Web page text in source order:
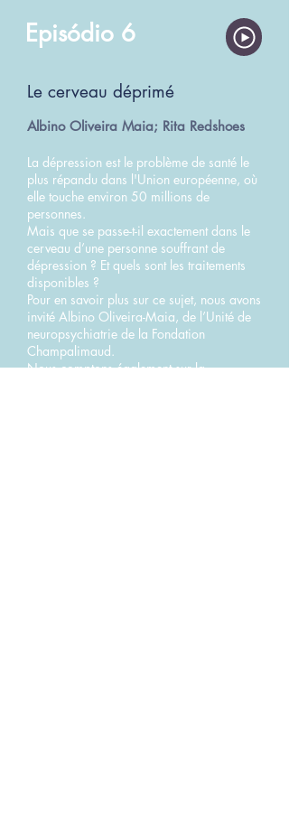
Episódio 6
Le cerveau déprimé
Albino Oliveira Maia; Rita Redshoes
La dépression est le problème de santé le
plus répandu dans l'Union européenne, où
elle touche environ 50 millions de
personnes.
Mais que se passe-t-il exactement dans le
cerveau d’une personne souffrant de
dépression ? Et quels sont les traitements
disponibles ?
Pour en savoir plus sur ce sujet, nous avons
invité Albino Oliveira-Maia, de l’Unité de
neuropsychiatrie de la Fondation
Champalimaud.
Nous comptons également sur la